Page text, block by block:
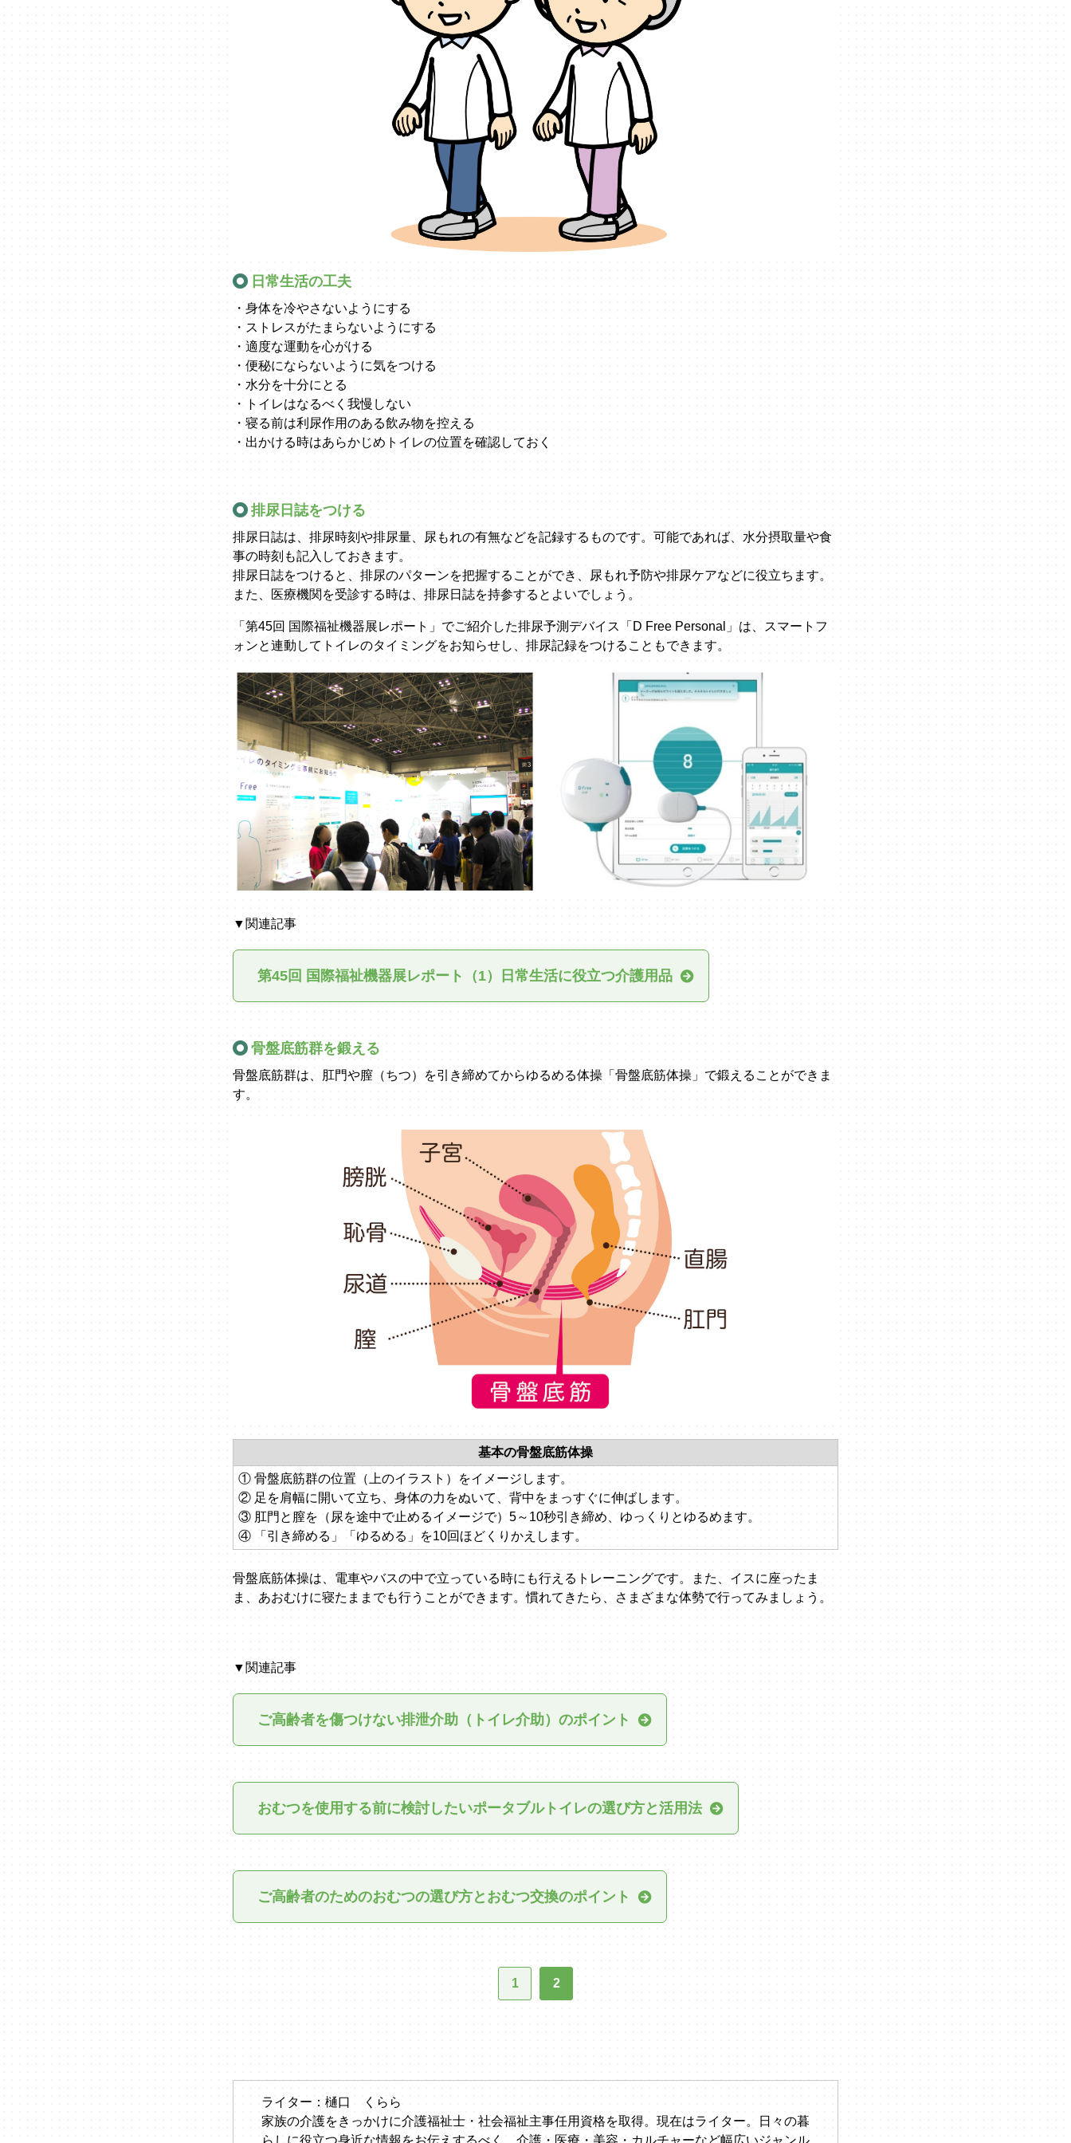
日常生活の工夫
・身体を冷やさないようにする
・ストレスがたまらないようにする
・適度な運動を心がける
・便秘にならないように気をつける
・水分を十分にとる
・トイレはなるべく我慢しない
・寝る前は利尿作用のある飲み物を控える
・出かける時はあらかじめトイレの位置を確認しておく
排尿日誌をつける
排尿日誌は、排尿時刻や排尿量、尿もれの有無などを記録するものです。可能であれば、水分摂取量や食
事の時刻も記入しておきます。
排尿日誌をつけると、排尿のパターンを把握することができ、尿もれ予防や排尿ケアなどに役立ちます。
また、医療機関を受診する時は、排尿日誌を持参するとよいでしょう。
「第45回 国際福祉機器展レポート」でご紹介した排尿予測デバイス「D Free Personal」は、スマートフ
ォンと連動してトイレのタイミングをお知らせし、排尿記録をつけることもできます。
▼関連記事
第45回 国際福祉機器展レポート（1）日常生活に役立つ介護用品
骨盤底筋群を鍛える
骨盤底筋群は、肛門や膣（ちつ）を引き締めてからゆるめる体操「骨盤底筋体操」で鍛えることができま
す。
基本の骨盤底筋体操
① 骨盤底筋群の位置（上のイラスト）をイメージします。
② 足を肩幅に開いて立ち、身体の力をぬいて、背中をまっすぐに伸ばします。
③ 肛門と膣を（尿を途中で止めるイメージで）5～10秒引き締め、ゆっくりとゆるめます。
④ 「引き締める」「ゆるめる」を10回ほどくりかえします。
骨盤底筋体操は、電車やバスの中で立っている時にも行えるトレーニングです。また、イスに座ったま
ま、あおむけに寝たままでも行うことができます。慣れてきたら、さまざまな体勢で行ってみましょう。
▼関連記事
ご高齢者を傷つけない排泄介助（トイレ介助）のポイント
おむつを使用する前に検討したいポータブルトイレの選び方と活用法
ご高齢者のためのおむつの選び方とおむつ交換のポイント
1 2
ライター：樋口 くらら
家族の介護をきっかけに介護福祉士・社会福祉主事任用資格を取得。現在はライター。日々の暮
らしに役立つ身近な情報をお伝えするべく、介護・医療・美容・カルチャーなど幅広いジャンル